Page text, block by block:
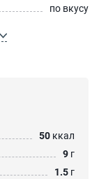
по вкусу
50 ккал
9 г
1.5 г